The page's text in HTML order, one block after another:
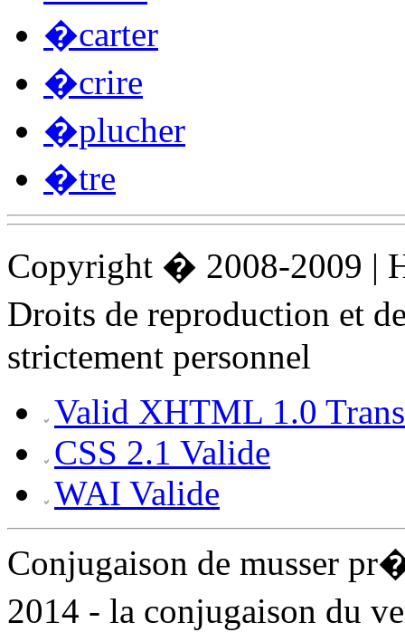
�carter
�crire
�plucher
�tre
Copyright � 2008-2009 |
Droits de reproduction et
strictement personnel
Valid XHTML 1.0
CSS 2.1 Valide
WAI Valide
Conjugaison de musser
2014 - la conjugaison du